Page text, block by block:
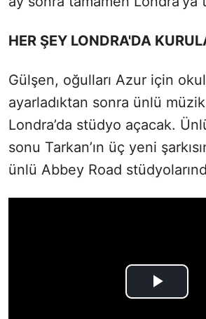
HER ŞEY LONDRA'DA
Gülşen, oğulları Azur için
ayarladıktan sonra ünlü müzik
Londra’da stüdyo açacak.
sonu Tarkan’ın üç yeni
ünlü Abbey Road